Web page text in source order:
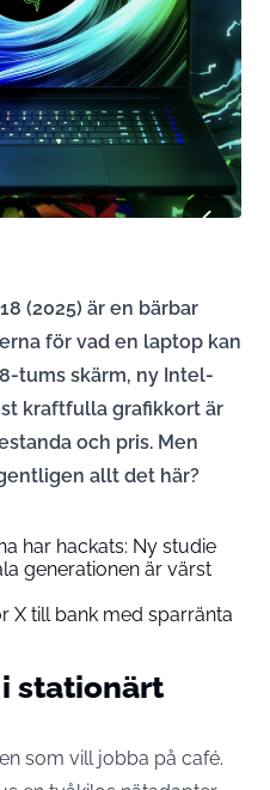
(2025) är en bärbar
för vad en laptop kan
tums skärm, ny Intel-
kraftfulla grafikkort är
och pris. Men
allt det här?
har hackats: Ny studie
generationen är värst
X till bank med sparränta
stationärt
som vill jobba på café.